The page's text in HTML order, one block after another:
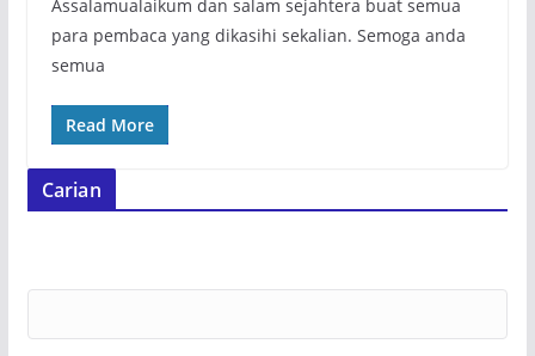
Assalamualaikum dan salam sejahtera buat semua
para pembaca yang dikasihi sekalian. Semoga anda
semua
Read More
Carian